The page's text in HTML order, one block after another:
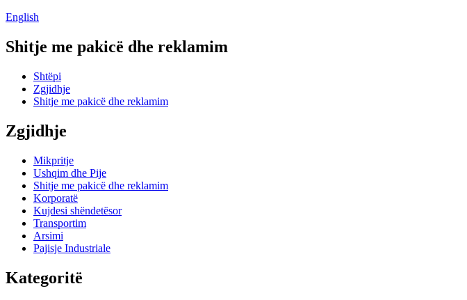
English
Shitje me pakicë dhe reklamim
Shtëpi
Zgjidhje
Shitje me pakicë dhe reklamim
Zgjidhje
Mikpritje
Ushqim dhe Pije
Shitje me pakicë dhe reklamim
Korporatë
Kujdesi shëndetësor
Transportim
Arsimi
Pajisje Industriale
Kategoritë